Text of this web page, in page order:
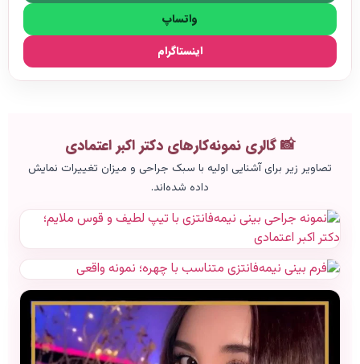
واتساپ
اینستاگرام
📸 گالری نمونه‌کارهای دکتر اکبر اعتمادی
تصاویر زیر برای آشنایی اولیه با سبک جراحی و میزان تغییرات نمایش
داده شده‌اند.